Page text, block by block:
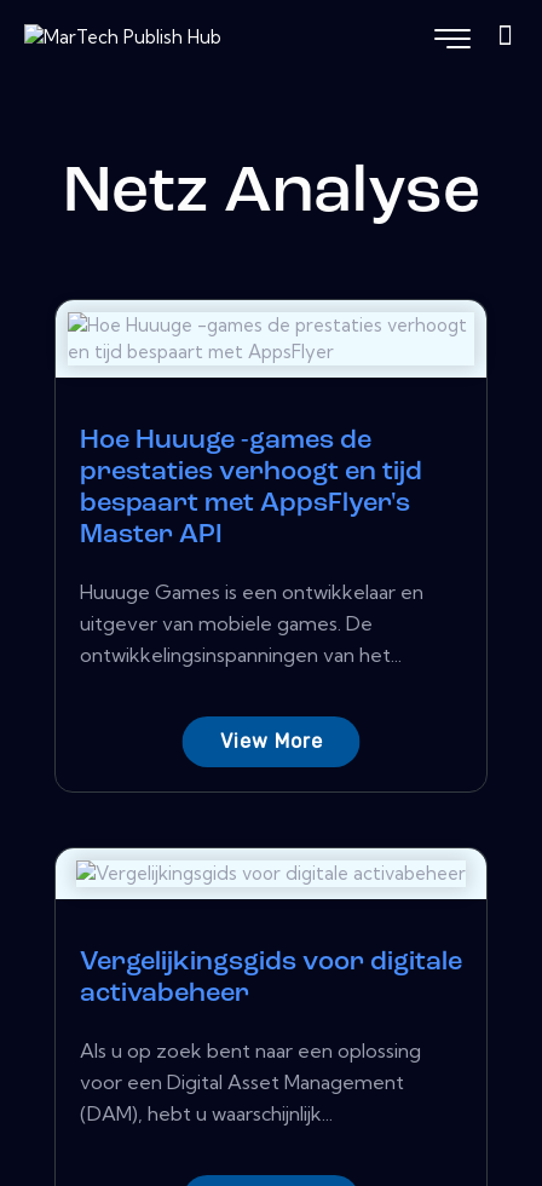
Netz Analyse
Hoe Huuuge -games de
prestaties verhoogt en tijd
bespaart met AppsFlyer's
Master API
Huuuge Games is een ontwikkelaar en
uitgever van mobiele games. De
ontwikkelingsinspanningen van het...
View More
Vergelijkingsgids voor digitale
activabeheer
Als u op zoek bent naar een oplossing
voor een Digital Asset Management
(DAM), hebt u waarschijnlijk...